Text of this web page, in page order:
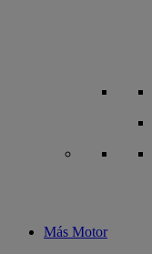
Más Motor